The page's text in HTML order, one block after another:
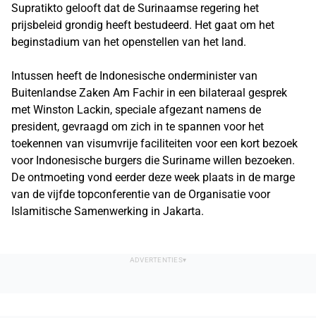
Supratikto gelooft dat de Surinaamse regering het
prijsbeleid grondig heeft bestudeerd. Het gaat om het
beginstadium van het openstellen van het land.
Intussen heeft de Indonesische onderminister van
Buitenlandse Zaken Am Fachir in een bilateraal gesprek
met Winston Lackin, speciale afgezant namens de
president, gevraagd om zich in te spannen voor het
toekennen van visumvrije faciliteiten voor een kort bezoek
voor Indonesische burgers die Suriname willen bezoeken.
De ontmoeting vond eerder deze week plaats in de marge
van de vijfde topconferentie van de Organisatie voor
Islamitische Samenwerking in Jakarta.